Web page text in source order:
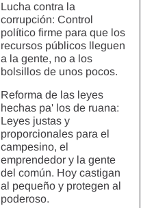
Lucha contra la
corrupción: Control
político firme para que los
recursos públicos lleguen
a la gente, no a los
bolsillos de unos pocos.
Reforma de las leyes
hechas pa' los de ruana:
Leyes justas y
proporcionales para el
campesino, el
emprendedor y la gente
del común. Hoy castigan
al pequeño y protegen al
poderoso.